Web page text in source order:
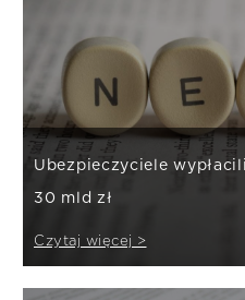
Ubezpieczyciele
30 mld zł
Czytaj więcej >